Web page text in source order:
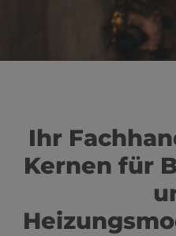
Ihr
Kernen für